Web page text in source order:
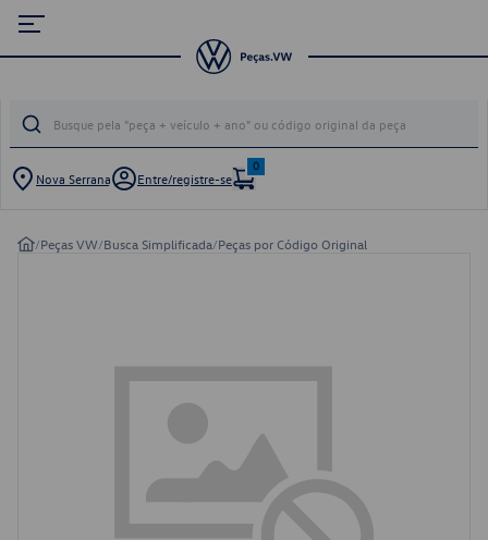
Nova Serrana Entre/registre-se
0
/Peças VW/Busca Simplificada/Peças por Código Original